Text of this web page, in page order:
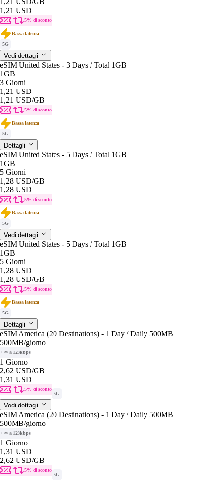
1,21 USD
5% di sconto
Bassa latenza
5G
Vedi dettagli
eSIM United States - 3 Days / Total 1GB
1GB
3 Giorni
1,21 USD
1,21 USD/GB
5% di sconto
Bassa latenza
5G
Dettagli
eSIM United States - 5 Days / Total 1GB
1GB
5 Giorni
1,28 USD/GB
1,28 USD
5% di sconto
Bassa latenza
5G
Vedi dettagli
eSIM United States - 5 Days / Total 1GB
1GB
5 Giorni
1,28 USD
1,28 USD/GB
5% di sconto
Bassa latenza
5G
Dettagli
eSIM America (20 Destinations) - 1 Day / Daily 500MB
500MB/giorno
+ ∞ a 128kbps
1 Giorno
2,62 USD/GB
1,31 USD
5% di sconto
5G
Vedi dettagli
eSIM America (20 Destinations) - 1 Day / Daily 500MB
500MB/giorno
+ ∞ a 128kbps
1 Giorno
1,31 USD
2,62 USD/GB
5% di sconto
5G